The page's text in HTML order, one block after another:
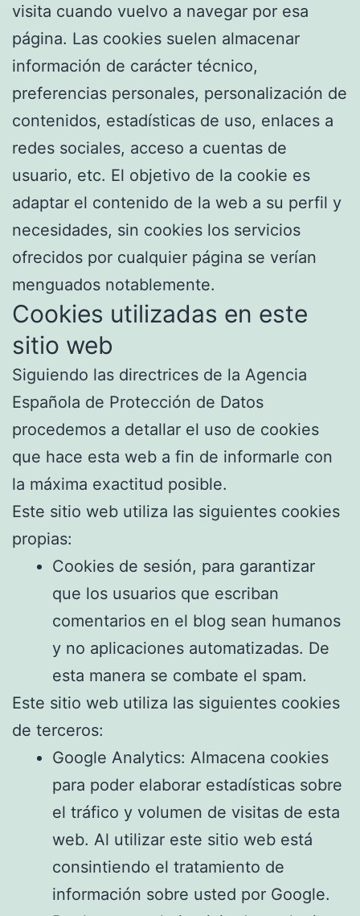
visita cuando vuelvo a navegar por esa
página. Las cookies suelen almacenar
información de carácter técnico,
preferencias personales, personalización de
contenidos, estadísticas de uso, enlaces a
redes sociales, acceso a cuentas de
usuario, etc. El objetivo de la cookie es
adaptar el contenido de la web a su perfil y
necesidades, sin cookies los servicios
ofrecidos por cualquier página se verían
menguados notablemente.
Cookies utilizadas en este
sitio web
Siguiendo las directrices de la Agencia
Española de Protección de Datos
procedemos a detallar el uso de cookies
que hace esta web a fin de informarle con
la máxima exactitud posible.
Este sitio web utiliza las siguientes cookies
propias:
Cookies de sesión, para garantizar
que los usuarios que escriban
comentarios en el blog sean humanos
y no aplicaciones automatizadas. De
esta manera se combate el spam.
Este sitio web utiliza las siguientes cookies
de terceros:
Google Analytics: Almacena cookies
para poder elaborar estadísticas sobre
el tráfico y volumen de visitas de esta
web. Al utilizar este sitio web está
consintiendo el tratamiento de
información sobre usted por Google.